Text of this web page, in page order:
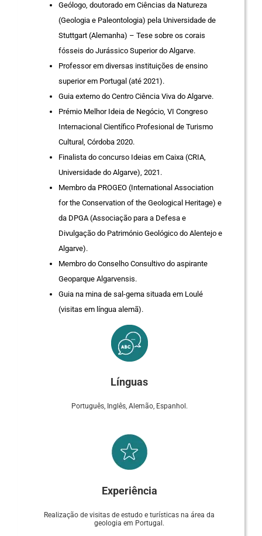
Geólogo, doutorado em Ciências da Natureza
(Geologia e Paleontologia) pela Universidade de
Stuttgart (Alemanha) – Tese sobre os corais
fósseis do Jurássico Superior do Algarve.
Professor em diversas instituições de ensino
superior em Portugal (até 2021).
Guia externo do Centro Ciência Viva do Algarve.
Prémio Melhor Ideia de Negócio, VI Congreso
Internacional Científico Profesional de Turismo
Cultural, Córdoba 2020.
Finalista do concurso Ideias em Caixa (CRIA,
Universidade do Algarve), 2021.
Membro da PROGEO (International Association
for the Conservation of the Geological Heritage) e
da DPGA (Associação para a Defesa e
Divulgação do Património Geológico do Alentejo e
Algarve).
Membro do Conselho Consultivo do aspirante
Geoparque Algarvensis.
Guia na mina de sal-gema situada em Loulé
(visitas em língua alemã).
Línguas
Português, Inglês, Alemão, Espanhol.
Experiência
Realização de visitas de estudo e turísticas na área da
geologia em Portugal.